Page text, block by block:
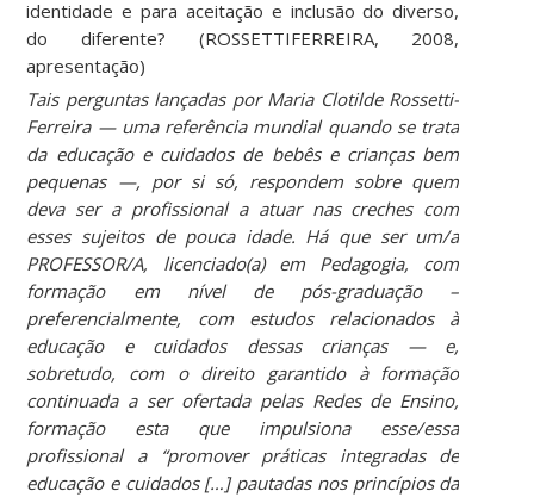
identidade e para aceitação e inclusão do diverso,
do diferente? (ROSSETTIFERREIRA, 2008,
apresentação)
Tais perguntas lançadas por Maria Clotilde Rossetti-
Ferreira — uma referência mundial quando se trata
da educação e cuidados de bebês e crianças bem
pequenas —, por si só, respondem sobre quem
deva ser a profissional a atuar nas creches com
esses sujeitos de pouca idade. Há que ser um/a
PROFESSOR/A, licenciado(a) em Pedagogia, com
formação em nível de pós-graduação –
preferencialmente, com estudos relacionados à
educação e cuidados dessas crianças — e,
sobretudo, com o direito garantido à formação
continuada a ser ofertada pelas Redes de Ensino,
formação esta que impulsiona esse/essa
profissional a “promover práticas integradas de
educação e cuidados […] pautadas nos princípios da